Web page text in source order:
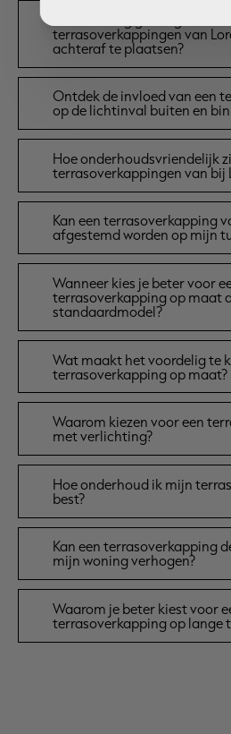
terrasoverkappingen van
achteraf te plaatsen?
Ontdek de invloed van een
op de lichtinval buiten en
Hoe onderhoudsvriendelijk
terrasoverkappingen van bij
Kan een terrasoverkapping
afgestemd worden op mijn
Wanneer kies je beter voor
terrasoverkapping op maat
standaardmodel?
Wat maakt het voordelig te
terrasoverkapping op maat?
Waarom kiezen voor een
met verlichting?
Hoe onderhoud ik mijn
best?
Kan een terrasoverkapping
mijn woning verhogen?
Waarom je beter kiest voor
terrasoverkapping op lange